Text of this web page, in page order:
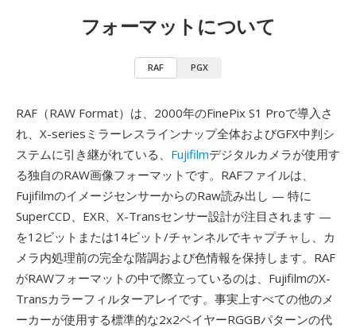
フォーマットについて
RAF PGX
RAF（RAW Format）は、2000年のFinePix S1 Proで導入さ
れ、X-seriesミラーレスラインナップ全体およびGFX中判シ
ステムに引き継がれている、 Fujifilmデジタルカメラが使用す
る独自のRAW画像フォーマットです。RAFファイルは、
FujifilmのイメージセンサーからのRaw読み出し — 特に
SuperCCD、EXR、X-Transセンサー設計が注目されます —
を12ビットまたは14ビット/チャンネルでキャプチャし、カ
メラ内処理前の完全な階調および色情報を保持します。RAF
がRAWフォーマットの中で際立っているのは、FujifilmのX-
Transカラーフィルターアレイです。事実上すべての他のメ
ーカーが使用する標準的な2x2ベイヤーRGGBパターンの代